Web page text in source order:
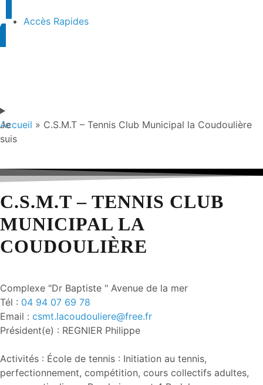
Accès Rapides
Je
suis
Accueil » C.S.M.T – Tennis Club Municipal la Coudoulière
C.S.M.T – TENNIS CLUB
MUNICIPAL LA
COUDOULIÈRE
Complexe "Dr Baptiste " Avenue de la mer
Tél : 04 94 07 69 78
Email : csmt.lacoudouliere@free.fr
Président(e) : REGNIER Philippe
Activités : École de tennis : Initiation au tennis,
perfectionnement, compétition, cours collectifs adultes,